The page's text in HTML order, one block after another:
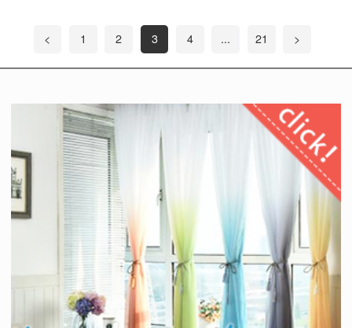
< 1 2 3 4 ... 21 >